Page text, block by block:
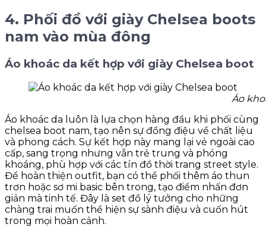
4. Phối đồ với giày Chelsea boots
nam vào mùa đông
Áo khoác da kết hợp với giày Chelsea boot
Áo
Áo khoác da luôn là lựa chọn hàng đầu khi phối cùng
chelsea boot nam, tạo nên sự đồng điệu về chất liệu
và phong cách. Sự kết hợp này mang lại vẻ ngoài cao
cấp, sang trọng nhưng vẫn trẻ trung và phóng
khoáng, phù hợp với các tín đồ thời trang street style.
Để hoàn thiện outfit, bạn có thể phối thêm áo thun
trơn hoặc sơ mi basic bên trong, tạo điểm nhấn đơn
giản mà tinh tế. Đây là set đồ lý tưởng cho những
chàng trai muốn thể hiện sự sành điệu và cuốn hút
trong mọi hoàn cảnh.